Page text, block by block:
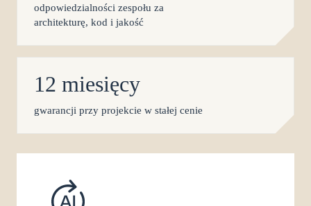
odpowiedzialności zespołu za
architekturę, kod i jakość
12 miesięcy
gwarancji przy projekcie w stałej cenie